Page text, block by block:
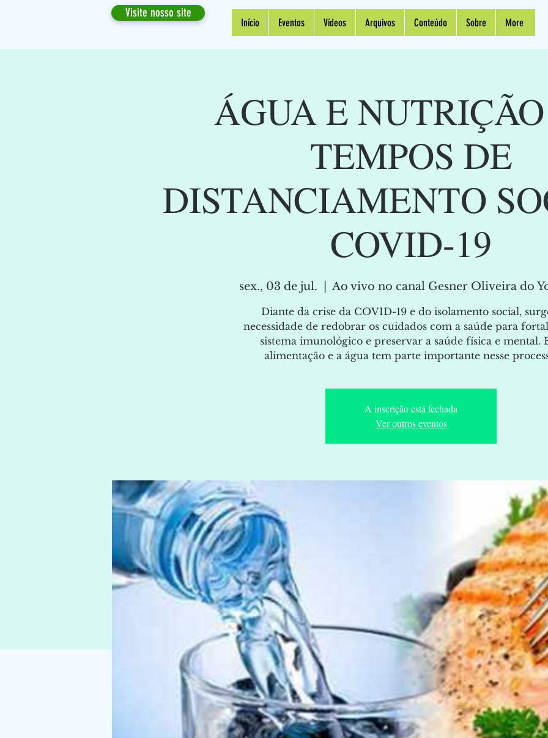
Visite nosso site
Início Eventos Vídeos Arquivos Conteúdo Sobre More
ÁGUA E
TEMPOS DE
DISTANCIAMENTO
COVID-19
sex., 03 de jul. Ao vivo no canal Gesner Oliveira do
Diante da crise da COVID-19 e do isolamento social,
necessidade de redobrar os cuidados com a saúde para
sistema imunológico e preservar a saúde física e mental.
alimentação e a água tem parte importante nesse
A inscrição está fechada
Ver outros eventos